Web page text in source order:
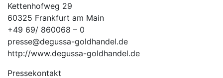
Kettenhofweg 29
60325 Frankfurt am Main
+49 69/ 860068 – 0
presse@degussa-goldhandel.de
http://www.degussa-goldhandel.de
Pressekontakt